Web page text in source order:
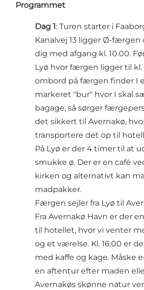
Programmet
Dag 1: Turen starter i
Kanalvej 13 ligger Ø-færgen
dig med afgang kl. 10.00.
Lyø hvor færgen ligger til kl.
ombord på færgen finder I
markeret "bur" hvor I skal
bagage, så sørger
det sikkert til Avernakø,
transportere det op til
På Lyø er der 4 timer til at
smukke ø. Der er en café
kirken og alternativt kan
madpakker.
Færgen sejler fra Lyø til
Fra Avernakø Havn er der
til hotellet, hvor vi venter
og et værelse. Kl. 16.00 er
med kaffe og kage. Måske
en aftentur efter maden
Avernakøs skønne natur